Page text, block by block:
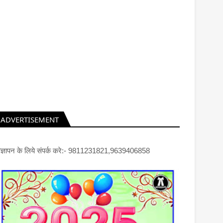
ADVERTISEMENT
के लिये संपर्क करे:- 9811231821,9639406858